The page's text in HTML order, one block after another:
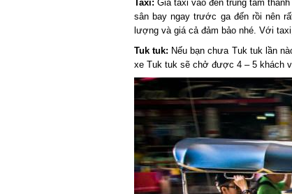
Taxi:Giá taxi vào đến trung tâm thành
sân bay ngay trước ga đến rồi nên
lượng và giá cả đảm bảo nhé. Với
Tuk tuk:Nếu bạn chưa Tuk tuk lần
xe Tuk tuk sẽ chở được 4 – 5 khách